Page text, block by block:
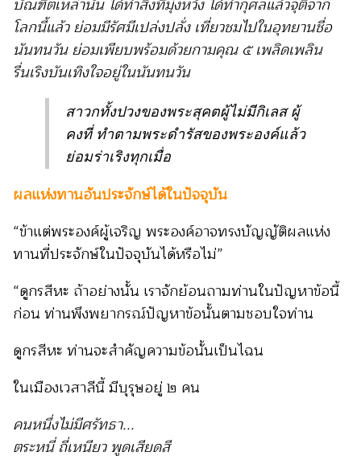
โลกนี้แล้ว ย่อมมีรัศมีเปล่งปลั่ง เที่ยวชมไปในอุทยานชื่อ
นันทนวัน ย่อมเพียบพร้อมด้วยกามคุณ ๕ เพลิดเพลิน
รื่นเริงบันเทิงใจอยู่ในนันทนวัน
สาวกทั้งปวงของพระสุคตผู้ไม่มีกิเลส ผู้
คงที่ ทำตามพระดำรัสของพระองค์แล้ว
ย่อมร่าเริงทุกเมื่อ
ผลแห่งทานอันประจักษ์ได้ในปัจจุบัน
“ข้าแต่พระองค์ผู้เจริญ พระองค์อาจทรงบัญญัติผลแห่ง
ทานที่ประจักษ์ในปัจจุบันได้หรือไม่”
“ดูกรสีหะ ถ้าอย่างนั้น เราจักย้อนถามท่านในปัญหาข้อนี้
ก่อน ท่านพึงพยากรณ์ปัญหาข้อนั้นตามชอบใจท่าน
ดูกรสีหะ ท่านจะสำคัญความข้อนั้นเป็นไฉน
ในเมืองเวสาลีนี้ มีบุรุษอยู่ ๒ คน
คนหนึ่งไม่มีศรัทธา...
ตระหนี่ ถี่เหนียว พูดเสียดสี